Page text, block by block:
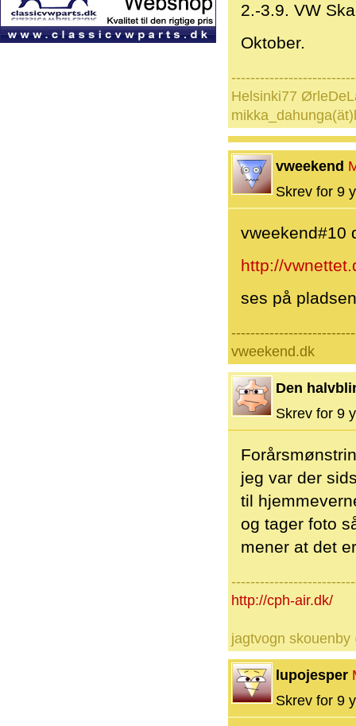
2.-3.9. VW
Oktober.
Helsinki77
vweekend
Skrev for 9
vweekend#10
http://
ses på pladsen
vweekend.dk
Den
Skrev for 9
jeg var der
til
og tager foto
mener at det
http://cph-air.dk/
jagtvogn skouenby
lupojesper
Skrev for 9